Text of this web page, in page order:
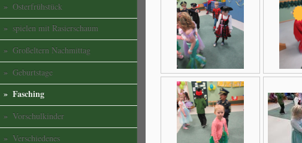
Osterfrühstück
spielen mit Rasierschaum
Großeltern Nachmittag
Geburtstage
Fasching
Vorschulkinder
Verschiedenes